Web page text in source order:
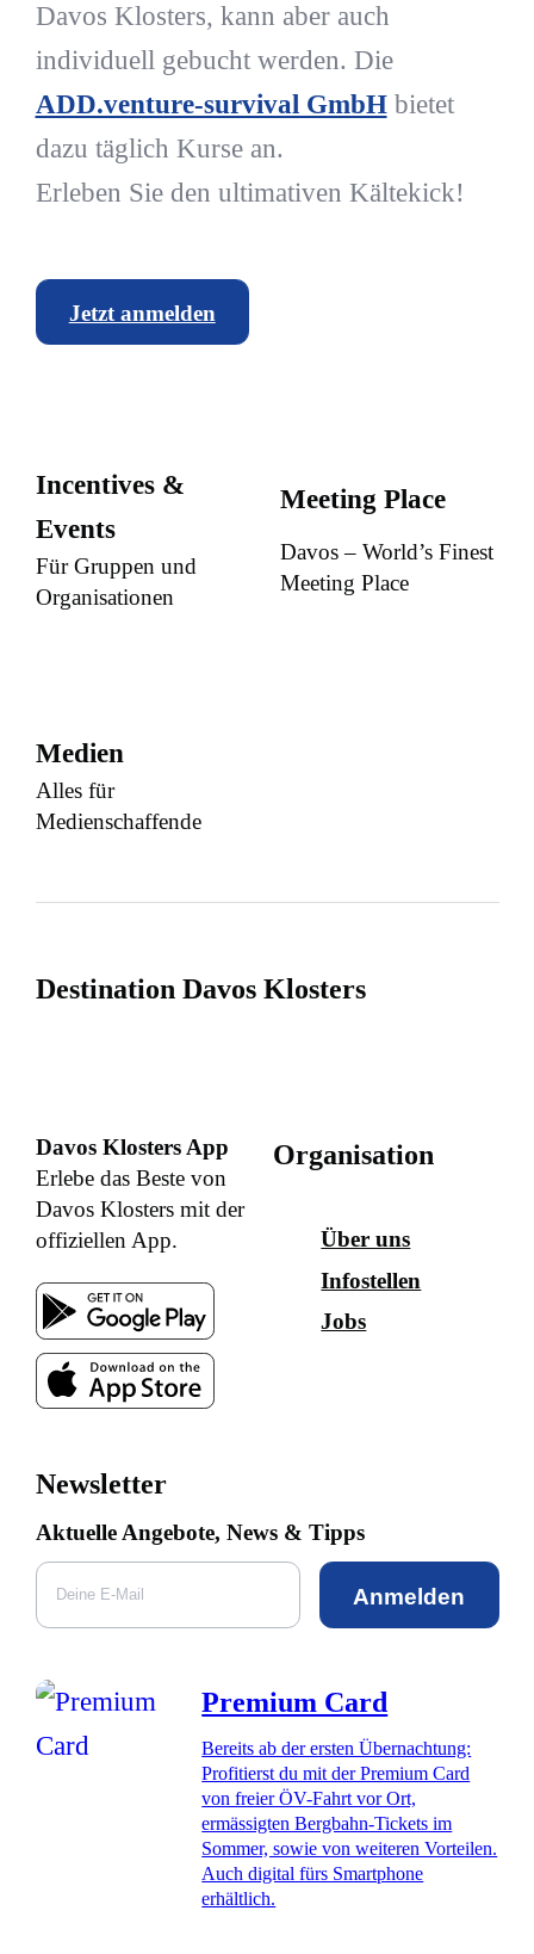
Davos Klosters, kann aber auch
individuell gebucht werden. Die
ADD.venture-survival GmbHbietet
dazu täglich Kurse an.
Erleben Sie den ultimativen Kältekick!
Jetzt anmelden
Incentives &
Events
Für Gruppen und
Organisationen
Meeting Place
Davos – World’s Finest
Meeting Place
Medien
Alles für
Medienschaffende
Destination Davos Klosters
Davos Klosters App
Erlebe das Beste von
Davos Klosters mit der
offiziellen App.
Organisation
Über uns
Infostellen
Jobs
Newsletter
Aktuelle Angebote, News & Tipps
Anmelden
Premium Card
Bereits ab der ersten Übernachtung:
Profitierst du mit der Premium Card
von freier ÖV-Fahrt vor Ort,
ermässigten Bergbahn-Tickets im
Sommer, sowie von weiteren Vorteilen.
Auch digital fürs Smartphone
erhältlich.